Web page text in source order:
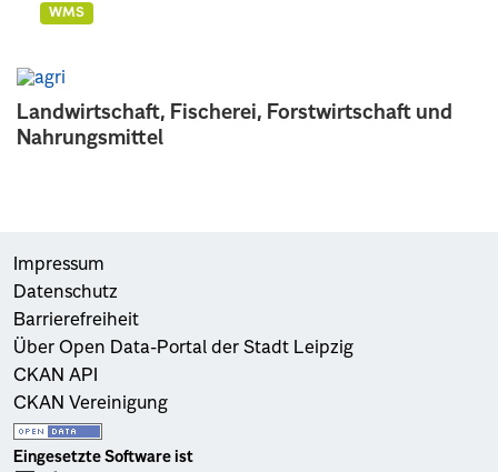
Landwirtschaft, Fischerei, Forstwirtschaft und
Nahrungsmittel
WMS
Impressum
Datenschutz
Barrierefreiheit
Über Open Data-Portal der Stadt Leipzig
CKAN API
CKAN Vereinigung
Eingesetzte Software ist